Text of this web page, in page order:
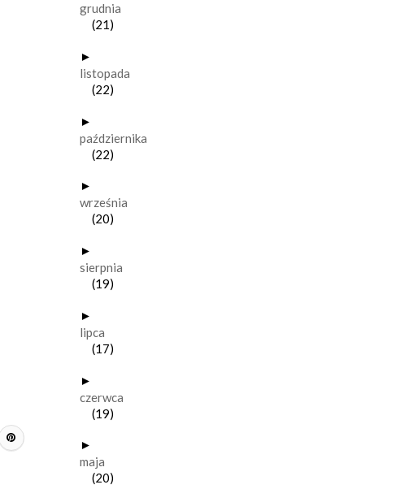
grudnia
(21)
►
listopada
(22)
►
października
(22)
►
września
(20)
►
sierpnia
(19)
►
lipca
(17)
►
czerwca
(19)
►
maja
(20)